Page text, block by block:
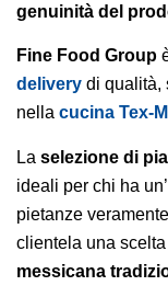
genuinità del
Fine Food Group
delivery di qualità,
nella cucina Tex-
La selezione di
ideali per chi ha
pietanze
clientela una
messicana